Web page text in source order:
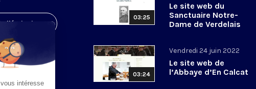
l'émission
03:25
Le site web du
Sanctuaire Notre-
Dame de Verdelais
03:24
Vendredi 24 juin 2022
Le site web de
l’Abbaye d’En Calcat